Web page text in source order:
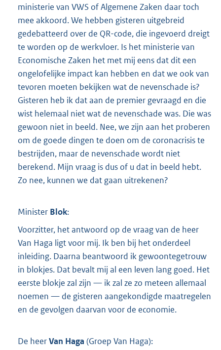
ministerie van VWS of Algemene Zaken daar toch
mee akkoord. We hebben gisteren uitgebreid
gedebatteerd over de QR-code, die ingevoerd dreigt
te worden op de werkvloer. Is het ministerie van
Economische Zaken het met mij eens dat dit een
ongelofelijke impact kan hebben en dat we ook van
tevoren moeten bekijken wat de nevenschade is?
Gisteren heb ik dat aan de premier gevraagd en die
wist helemaal niet wat de nevenschade was. Die was
gewoon niet in beeld. Nee, we zijn aan het proberen
om de goede dingen te doen om de coronacrisis te
bestrijden, maar de nevenschade wordt niet
berekend. Mijn vraag is dus of u dat in beeld hebt.
Zo nee, kunnen we dat gaan uitrekenen?
Minister Blok:
Voorzitter, het antwoord op de vraag van de heer
Van Haga ligt voor mij. Ik ben bij het onderdeel
inleiding. Daarna beantwoord ik gewoontegetrouw
in blokjes. Dat bevalt mij al een leven lang goed. Het
eerste blokje zal zijn — ik zal ze zo meteen allemaal
noemen — de gisteren aangekondigde maatregelen
en de gevolgen daarvan voor de economie.
De heerVan Haga (Groep Van Haga):